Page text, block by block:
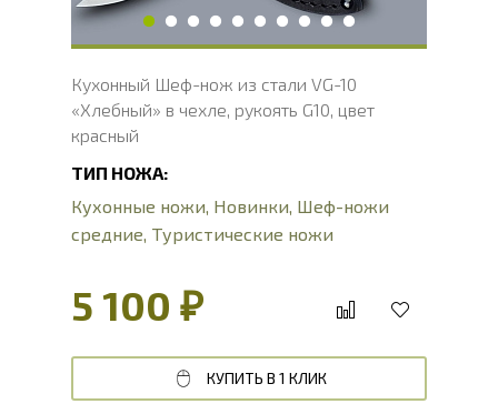
Кухонный Шеф-нож из стали VG-10
«Хлебный» в чехле, рукоять G10, цвет
красный
ТИП НОЖА:
Кухонные ножи, Новинки, Шеф-ножи
средние, Туристические ножи
5 100 ₽
КУПИТЬ В 1 КЛИК